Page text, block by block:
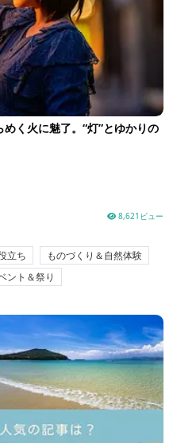
く火に魅了。“灯”とゆかりの
8,621ビュー
立ち
ものづくり＆自然体験
ント＆祭り